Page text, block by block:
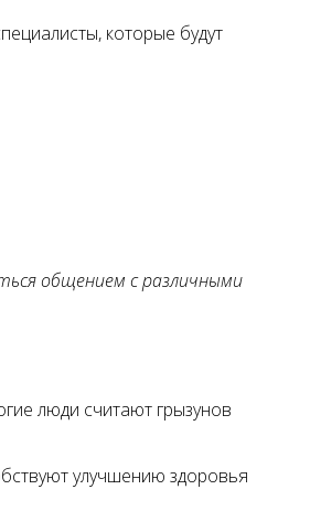
которые будут
общением с различными
люди считают грызунов
улучшению здоровья